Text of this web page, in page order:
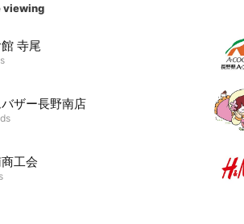
viewing
寺尾
ザー長野南店
工会